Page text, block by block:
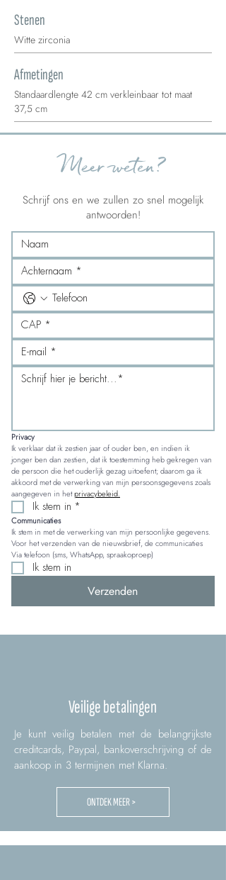
Stenen
Witte zirconia
Afmetingen
Standaardlengte 42 cm verkleinbaar tot maat
37,5 cm
Meer weten?
Schrijf ons en we zullen zo snel mogelijk
antwoorden!
Privacy
Ik verklaar dat ik zestien jaar of ouder ben, en indien ik
jonger ben dan zestien, dat ik toestemming heb gekregen van
de persoon die het ouderlijk gezag uitoefent; daarom ga ik
akkoord met de verwerking van mijn persoonsgegevens zoals
aangegeven in het privacybeleid.
Ik stem in *
Communicaties
Ik stem in met de verwerking van mijn persoonlijke gegevens.
Voor het verzenden van de nieuwsbrief, de communicaties
Via telefoon (sms, WhatsApp, spraakoproep)
Ik stem in
Verzenden
Veilige betalingen
Je kunt veilig betalen met de belangrijkste
creditcards, Paypal, bankoverschrijving of de
aankoop in 3 termijnen met Klarna.
ONTDEK MEER >